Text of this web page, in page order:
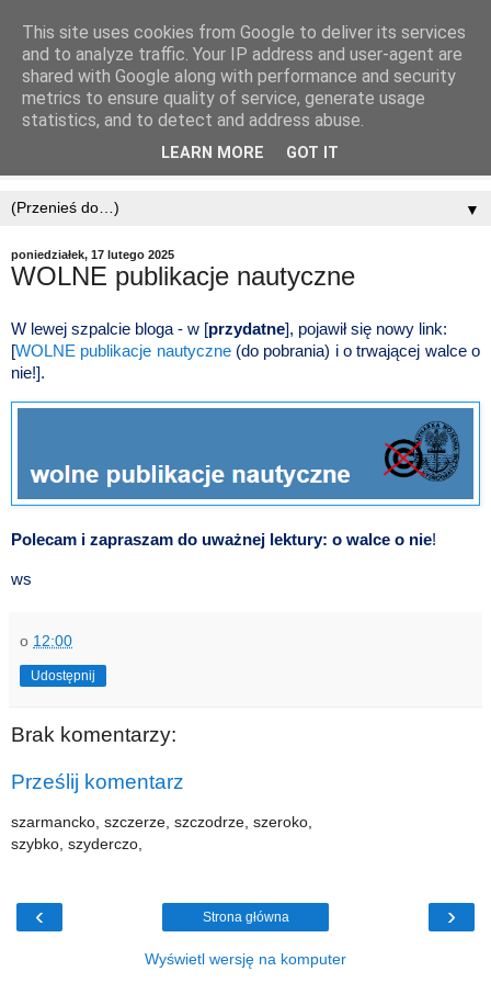
▼
poniedziałek, 17 lutego 2025
WOLNE publikacje nautyczne
W lewej szpalcie bloga - w [przydatne], pojawił się nowy link:
[WOLNE publikacje nautyczne(do pobrania) i o trwającej walce o
nie!].
Polecam i zapraszam do uważnej lektury: o walce o nie!
ws
o 12:00
Udostępnij
Brak komentarzy:
Prześlij komentarz
szarmancko, szczerze, szczodrze, szeroko,
szybko, szyderczo,
‹ ›
Strona główna
Wyświetl wersję na komputer
This site uses cookies from Google to deliver its services
and to analyze traffic. Your IP address and user-agent are
shared with Google along with performance and security
metrics to ensure quality of service, generate usage
statistics, and to detect and address abuse.
LEARN MORE GOT IT